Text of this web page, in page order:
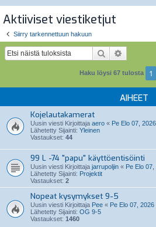
Aktiiviset viestiketjut
Siirry tarkennettuun hakuun
Etsi
Haku löysi 67 tulosta 1
AIHEET
Kojelautakamerat
Uusin viesti Kirjoittaja aero « Pe Elo 07,
Lähetetty Sijainti: Yleinen
Vastaukset: 44
99 L -74 "papu" käyttöentisöinti
Uusin viesti Kirjoittaja jarrupoljin « Pe Elo
Lähetetty Sijainti: Projektit
Vastaukset: 2
Nopeat kysymykset 9-5
Uusin viesti Kirjoittaja Pee « Pe Elo 07, 2026
Lähetetty Sijainti: OG 9-5
Vastaukset: 1460